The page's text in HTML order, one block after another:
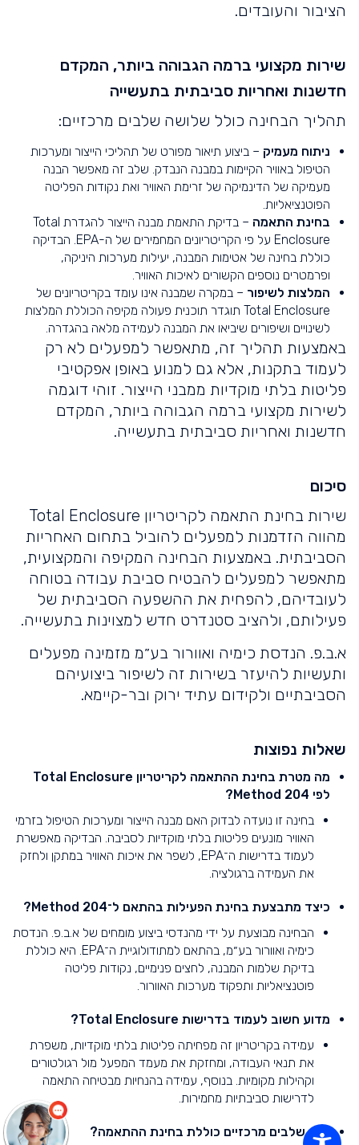
הציבור והעובדים.
שירות מקצועי ברמה הגבוהה ביותר, המקדם
חדשנות ואחריות סביבתית בתעשייה
תהליך הבחינה כולל שלושה שלבים מרכזיים:
ניתוח מעמיק – ביצוע תיאור מפורט של תהליכי הייצור ומערכות
הטיפול באוויר הקיימות במבנה הנבדק. שלב זה מאפשר הבנה
מעמיקה של הדינמיקה של זרימת האוויר ואת נקודות הפליטה
הפוטנציאליות.
בחינת התאמה
– בדיקת התאמת מבנה הייצור להגדרת Total
Enclosure על פי הקריטריונים המחמירים של ה-EPA. הבדיקה
כוללת בחינה של אטימות המבנה, יעילות מערכות היניקה,
ופרמטרים נוספים הקשורים לאיכות האוויר.
המלצות לשיפור – במקרה שמבנה אינו עומד בקריטריונים של
Total Enclosure תוגדר תוכנית פעולה מקיפה הכוללת המלצות
לשינויים ושיפורים שיביאו את המבנה לעמידה מלאה בהגדרה.
באמצעות תהליך זה, מתאפשר למפעלים לא רק
לעמוד בתקנות, אלא גם למנוע באופן אפקטיבי
פליטות בלתי מוקדיות ממבני הייצור. זוהי דוגמה
לשירות מקצועי ברמה הגבוהה ביותר, המקדם
חדשנות ואחריות סביבתית בתעשייה.
סיכום
שירות בחינת התאמה לקריטריון Total Enclosure
מהווה הזדמנות למפעלים להוביל בתחום האחריות
הסביבתית. באמצעות הבחינה המקיפה והמקצועית,
מתאפשר למפעלים להבטיח סביבת עבודה בטוחה
לעובדיהם, להפחית את ההשפעה הסביבתית של
פעילותם, ולהציב סטנדרט חדש למצוינות בתעשייה.
א.ב.פ. הנדסת כימיה ואוורור בע״מ מזמינה מפעלים
ותעשיות להיעזר בשירות זה לשיפור ביצועיהם
הסביבתיים ולקידום עתיד ירוק ובר-קיימא.
שאלות נפוצות
מה מטרת בחינת ההתאמה לקריטריון Total Enclosure
לפי Method 204?
בחינה זו נועדה לבדוק האם מבנה הייצור ומערכות הטיפול בזרמי
האוויר מונעים פליטות בלתי מוקדיות לסביבה. הבדיקה מאפשרת
לעמוד בדרישות ה־EPA, לשפר את איכות האוויר במתקן ולחזק
את העמידה ברגולציה.
כיצד מתבצעת בחינת הפעילות בהתאם ל־Method 204?
הבחינה מבוצעת על ידי מהנדסי ביצוע מומחים של א.ב.פ. הנדסת
כימיה ואוורור בע״מ, בהתאם למתודולוגיית ה־EPA. היא כוללת
בדיקת שלמות המבנה, לחצים פנימיים, נקודות פליטה
פוטנציאליות ותפקוד מערכות האוורור.
מדוע חשוב לעמוד בדרישות Total Enclosure?
עמידה בקריטריון זה מפחיתה פליטות בלתי מוקדיות, משפרת
את תנאי העבודה, ומחזקת את מעמד המפעל מול רגולטורים
וקהילות מקומיות. בנוסף, עמידה בהנחיות מבטיחה התאמה
לדרישות סביבתיות מחמירות.
אילו שלבים מרכזיים כוללת בחינת ההתאמה?
הצ'אטבוט של האתר!
צריך עזרה? התחל
שיחה.